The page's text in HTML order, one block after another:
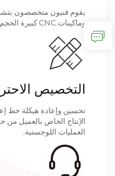
يقوم فنيون متخصصون
وماكينات CNC كبيرة الحجم لضمان دقة واستقرار الآلات.
التخصيص
تحسين وإعادة هيكلة خط
الإنتاج الخاص بالعميل من
العمليات اللوجستية.